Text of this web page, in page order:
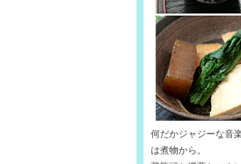
何だかジャジーな音
は煮物から。